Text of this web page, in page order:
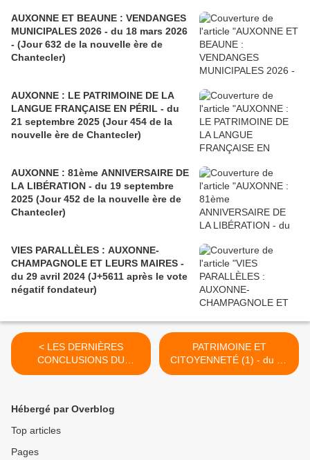
AUXONNE ET BEAUNE : VENDANGES
MUNICIPALES 2026 - du 18 mars 2026
- (Jour 632 de la nouvelle ère de
Chantecler)
AUXONNE : LE PATRIMOINE DE LA
LANGUE FRANÇAISE EN PÉRIL - du
21 septembre 2025 (Jour 454 de la
nouvelle ère de Chantecler)
AUXONNE : 81ème ANNIVERSAIRE DE
LA LIBÉRATION - du 19 septembre
2025 (Jour 452 de la nouvelle ère de
Chantecler)
VIES PARALLÈLES : AUXONNE-
CHAMPAGNOLE ET LEURS MAIRES -
du 29 avril 2024 (J+5611 après le vote
négatif fondateur)
< LES DERNIÈRES
CONCLUSIONS DU
SAVANT COSINUS - du 15
fondateur)
PATRIMOINE ET
CITOYENNETÉ (1) - du 17
Septembre 2016 (J+2831
Hébergé par Overblog
Top articles
Pages